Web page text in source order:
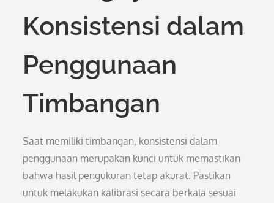
Konsistensi dalam
Penggunaan
Timbangan
Saat memiliki timbangan, konsistensi dalam
penggunaan merupakan kunci untuk memastikan
bahwa hasil pengukuran tetap akurat. Pastikan
untuk melakukan kalibrasi secara berkala sesuai